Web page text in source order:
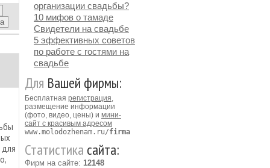
организации свадьбы?
10 мифов о тамаде
Свидетели на свадьбе
5 эффективных советов
по работе с гостями на
свадьбе
Для Вашей фирмы:
Бесплатная регистрация,
размещение информации
(фото, видео, цены) и мини-
сайт с красивым адресом
www.molodozhenam.ru/firma
Статистика сайта:
Фирм на сайте: 12148